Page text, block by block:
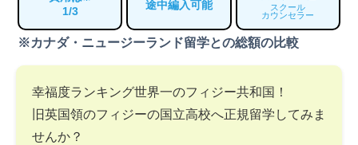
1/3
途中編入可能
スクール
カウンセラー
※カナダ・ニュージーランド留学との総額の比較
幸福度ランキング世界一のフィジー共和国！
旧英国領のフィジーの国立高校へ正規留学してみま
せんか？